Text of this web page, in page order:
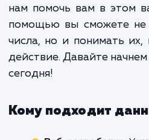
стали новым
анализировать
их для принятия
ключом к
Analytics дает вам